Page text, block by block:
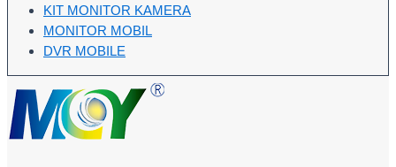
KIT MONITOR KAMERA
MONITOR MOBIL
DVR MOBILE